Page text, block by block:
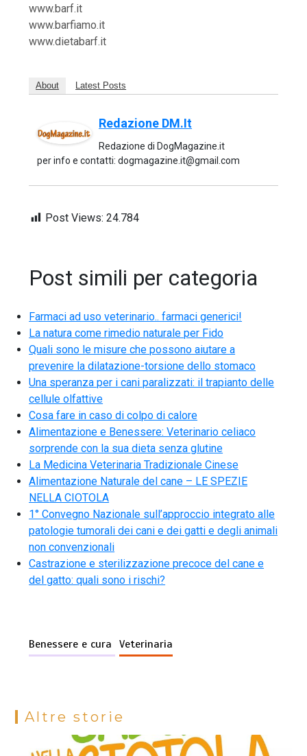
www.barf.it
www.barfiamo.it
www.dietabarf.it
About Latest Posts
Redazione DM.it
Redazione di DogMagazine.it
per info e contatti: dogmagazine.it@gmail.com
Post Views: 24.784
Post simili per categoria
Farmaci ad uso veterinario.. farmaci generici!
La natura come rimedio naturale per Fido
Quali sono le misure che possono aiutare a
prevenire la dilatazione-torsione dello stomaco
Una speranza per i cani paralizzati: il trapianto delle
cellule olfattive
Cosa fare in caso di colpo di calore
Alimentazione e Benessere: Veterinario celiaco
sorprende con la sua dieta senza glutine
La Medicina Veterinaria Tradizionale Cinese
Alimentazione Naturale del cane – LE SPEZIE
NELLA CIOTOLA
1° Convegno Nazionale sull’approccio integrato alle
patologie tumorali dei cani e dei gatti e degli animali
non convenzionali
Castrazione e sterilizzazione precoce del cane e
del gatto: quali sono i rischi?
Benessere e cura Veterinaria
Altre storie